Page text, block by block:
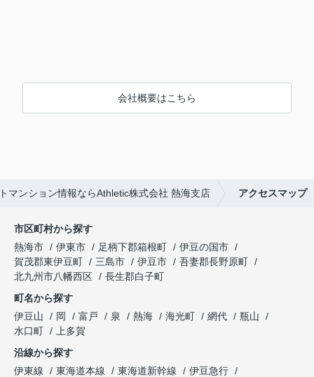
会社概要はこちら
マンション情報ならAthletic株式会社 熱海支店 アクセスマップ
市区町村から探す
熱海市
伊東市 足柄下郡箱根町
伊豆の国市
賀茂郡東伊豆町
三島市 伊豆市
吾妻郡長野原町
北九州市八幡西区
長生郡白子町
町名から探す
伊豆山
岡 富戸 泉 熱海 海光町 網代
瓶山
水口町
上多賀
沿線から探す
伊東線
東海道本線 東海道新幹線
伊豆急行